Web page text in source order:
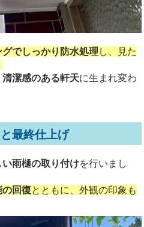
でしっかり防水処理 し、見た
清潔感のある軒天に生まれ変わ
最終仕上げ
い雨樋の取り付けを行いまし
の回復とともに、外観の印象も